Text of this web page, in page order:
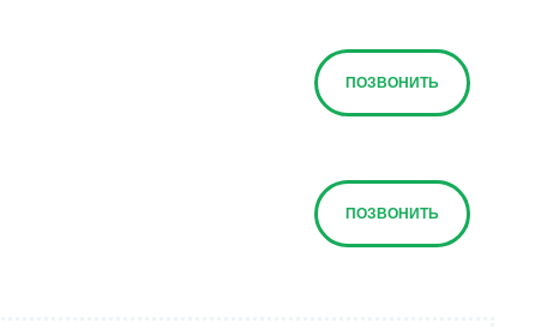
ПОЗВОНИТЬ
ПОЗВОНИТЬ